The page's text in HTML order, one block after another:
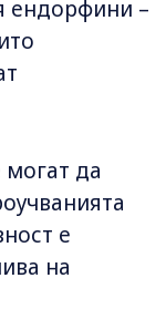
ендорфини –
да
е
на